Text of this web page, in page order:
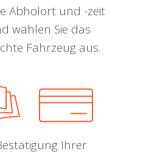
Abholort und -zeit
wählen Sie das
Fahrzeug aus.
Ihrer